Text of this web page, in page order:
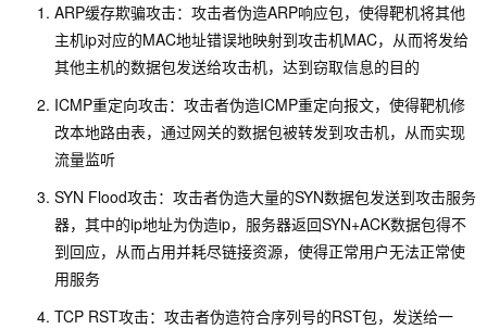
ARP缓存欺骗攻击：攻击者伪造ARP响应包，使得靶机将其他
主机ip对应的MAC地址错误地映射到攻击机MAC，从而将发给
其他主机的数据包发送给攻击机，达到窃取信息的目的
ICMP重定向攻击：攻击者伪造ICMP重定向报文，使得靶机修
改本地路由表，通过网关的数据包被转发到攻击机，从而实现
流量监听
SYN Flood攻击：攻击者伪造大量的SYN数据包发送到攻击服务
器，其中的ip地址为伪造ip，服务器返回SYN+ACK数据包得不
到回应，从而占用并耗尽链接资源，使得正常用户无法正常使
用服务
TCP RST攻击：攻击者伪造符合序列号的RST包，发送给一